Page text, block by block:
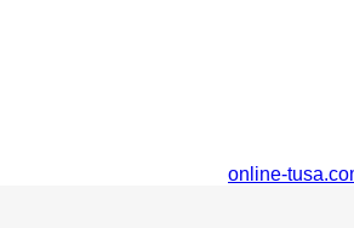
online-